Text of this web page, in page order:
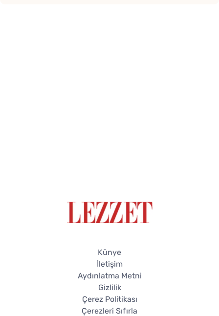
Künye
İletişim
Aydınlatma Metni
Gizlilik
Çerez Politikası
Çerezleri Sıfırla